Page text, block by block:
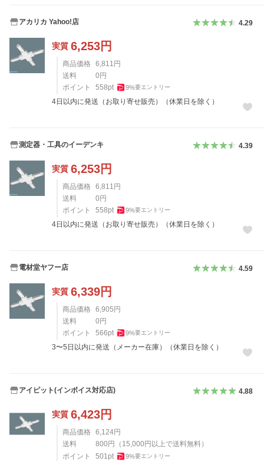
アカリカ Yahoo!店 4.29
実質 6,253円
商品価格 6,811 円
送料
0円
ポイント
558pt 9%要エントリー
4日以内に発送（お取り寄せ販売）（休業日を除く）
測定器・工具のイーデンキ 4.39
実質 6,253円
商品価格 6,811 円
送料
0円
ポイント
558pt 9%要エントリー
4日以内に発送（お取り寄せ販売）（休業日を除く）
電材堂ヤフー店 4.59
実質 6,339円
商品価格 6,905円
送料
0円
ポイント
566pt 9%要エントリー
3〜5日以内に発送（メーカー在庫）（休業日を除く）
アイピット(インボイス対応店) 4.88
実質 6,423円
商品価格 6,124円
送料
800円 （ 15,000円以上で送料無料）
ポイント
501 pt 9%要エントリー